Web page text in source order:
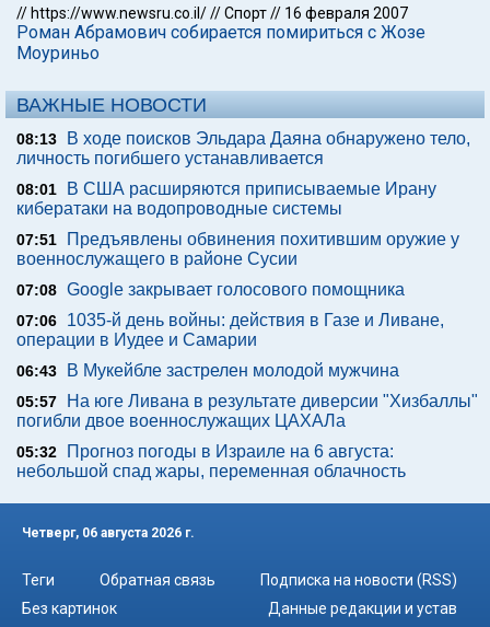
// https://www.newsru.co.il///Спорт// 16 февраля 2007
Роман Абрамович собирается помириться с Жозе
Моуриньо
ВАЖНЫЕ НОВОСТИ
08:13
В ходе поисков Эльдара Даяна обнаружено тело,
личность погибшего устанавливается
08:01
В США расширяются приписываемые Ирану
кибератаки на водопроводные системы
07:51
Предъявлены обвинения похитившим оружие у
военнослужащего в районе Сусии
07:08 Google закрывает голосового помощника
07:06
1035-й день войны: действия в Газе и Ливане,
операции в Иудее и Самарии
06:43 В Мукейбле застрелен молодой мужчина
05:57
На юге Ливана в результате диверсии "Хизбаллы"
погибли двое военнослужащих ЦАХАЛа
05:32
Прогноз погоды в Израиле на 6 августа:
небольшой спад жары, переменная облачность
Четверг, 06 августа 2026 г.
Теги Обратная связь
Подписка на новости (RSS)
Без картинок
Данные редакции и устав